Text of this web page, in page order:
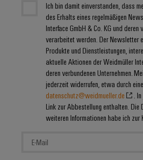
Ich bin damit einverstanden, dass
des Erhalts eines regelmäßigen
Interface GmbH & Co. KG und deren
verarbeitet werden. Der Newsletter
Produkte und Dienstleistungen,
aktuelle Aktionen der Weidmüller
deren verbundenen Unternehmen.
jederzeit widerrufen, etwa durch
datenschutz@weidmueller.de
.
Link zur Abbestellung enthalten. Die
weiteren Informationen habe ich zur